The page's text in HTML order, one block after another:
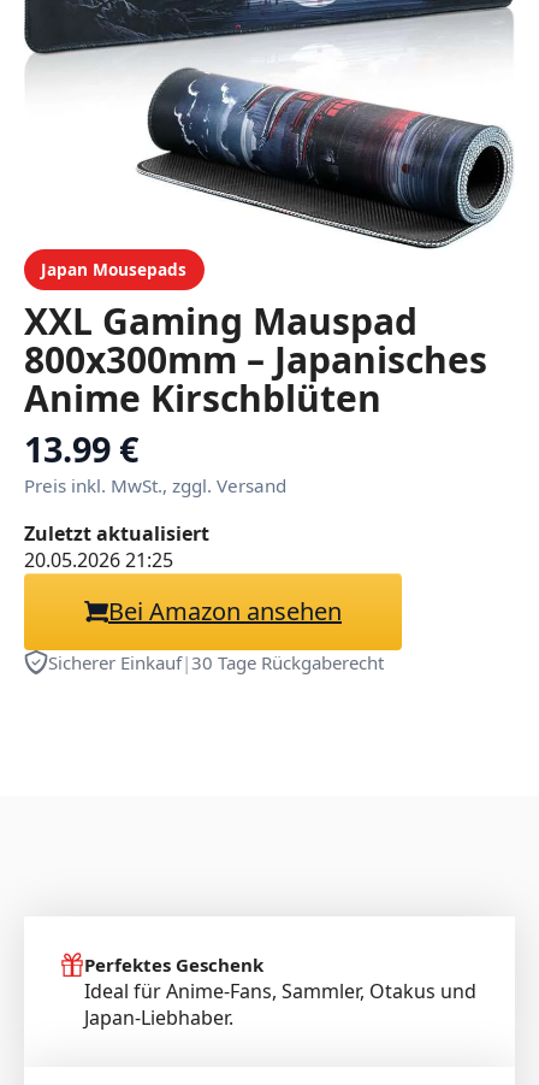
Japan Mousepads
XXL Gaming Mauspad
800x300mm – Japanisches
Anime Kirschblüten
Design, rutschfeste
Schreibtischunterlage mit
Wasserdichter Oberfläche
für PC/Laptop, Optimiert
für Präzises Gaming &
Büroarbeit (A)
13.99 €
Preis inkl. MwSt., zggl. Versand
Zuletzt aktualisiert
20.05.2026 21:25
Bei Amazon ansehen
Sicherer Einkauf|30 Tage Rückgaberecht
Perfektes Geschenk
Ideal für Anime-Fans, Sammler, Otakus und
Japan-Liebhaber.